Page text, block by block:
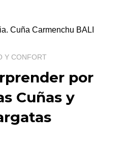
Y CONFORT
por
Cuñas y